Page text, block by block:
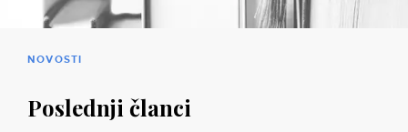
NOVOSTI
Poslednji članci